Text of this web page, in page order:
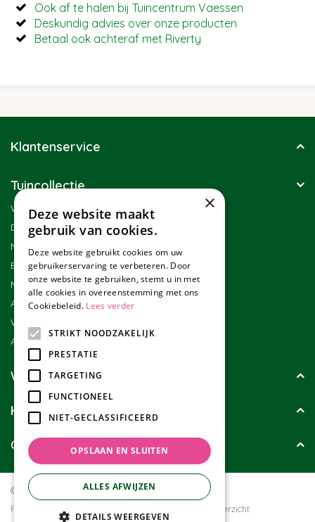
Ook af te halen bij Tuincentrum Vaessen
Deskundig advies over onze producten
Betaal ook achteraf met Riverty
Klantenservice
Tuincollectie
Winkel
Duurzaamheid
Nieuwsbrief
Blog
Merken
Assortiment
Werken bij Tuincollectie
Affiliate marketing
Wie zijn wij?
Klanten geven ons
Contact
© Tuincollectie.nl
Green Solutions
Privacy policy
Tuincentrum Overzicht
×
Deze website maakt
gebruik van cookies.
Deze website gebruikt cookies om uw
gebruikerservaring te verbeteren. Door
onze website te gebruiken, stemt u in met
alle cookies in overeenstemming met ons
Cookiebeleid. Lees verder
STRIKT NOODZAKELIJK
PRESTATIE
TARGETING
FUNCTIONEEL
NIET-GECLASSIFICEERD
OPSLAAN EN SLUITEN
ALLES AFWIJZEN
DETAILS WEERGEVEN